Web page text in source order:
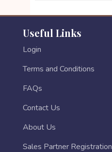
Useful Links
Login
Terms and Conditions
FAQs
Contact Us
About Us
Sales Partner Registration